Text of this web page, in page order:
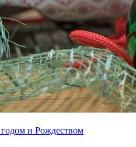
и Рождеством